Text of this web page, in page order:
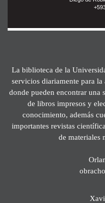
La biblioteca de la
servicios diariamente para
donde pueden encontrar una
de libros impresos y
conocimiento, además
importantes revistas
de materiales